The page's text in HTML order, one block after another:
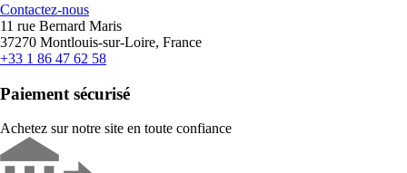
Contactez-nous
11 rue Bernard Maris
37270 Montlouis-sur-Loire, France
+33 1 86 47 62 58
Paiement sécurisé
Achetez sur notre site en toute confiance